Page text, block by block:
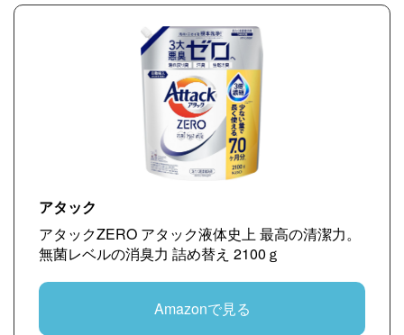
アタック
アタックZERO アタック液体史上 最高の清潔力。
無菌レベルの消臭力 詰め替え 2100ｇ
Amazonで見る